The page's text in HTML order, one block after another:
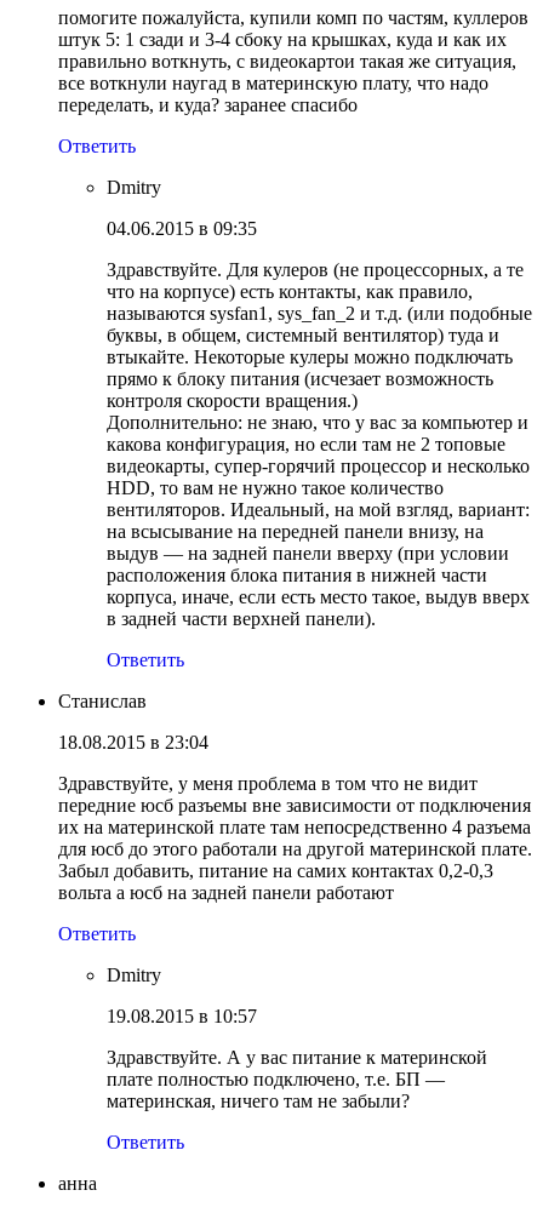
помогите пожалуйста, купили комп по частям, куллеров
штук 5: 1 сзади и 3-4 сбоку на крышках, куда и как их
правильно воткнуть, с видеокартои такая же ситуация,
все воткнули наугад в материнскую плату, что надо
переделать, и куда? заранее спасибо
Ответить
Dmitry
04.06.2015 в 09:35
Здравствуйте. Для кулеров (не процессорных, а те
что на корпусе) есть контакты, как правило,
называются sysfan1, sys_fan_2 и т.д. (или подобные
буквы, в общем, системный вентилятор) туда и
втыкайте. Некоторые кулеры можно подключать
прямо к блоку питания (исчезает возможность
контроля скорости вращения.)
Дополнительно: не знаю, что у вас за компьютер и
какова конфигурация, но если там не 2 топовые
видеокарты, супер-горячий процессор и несколько
HDD, то вам не нужно такое количество
вентиляторов. Идеальный, на мой взгляд, вариант:
на всысывание на передней панели внизу, на
выдув — на задней панели вверху (при условии
расположения блока питания в нижней части
корпуса, иначе, если есть место такое, выдув вверх
в задней части верхней панели).
Ответить
Станислав
18.08.2015 в 23:04
Здравствуйте, у меня проблема в том что не видит
передние юсб разъемы вне зависимости от подключения
их на материнской плате там непосредственно 4 разъема
для юсб до этого работали на другой материнской плате.
Забыл добавить, питание на самих контактах 0,2-0,3
вольта а юсб на задней панели работают
Ответить
Dmitry
19.08.2015 в 10:57
Здравствуйте. А у вас питание к материнской
плате полностью подключено, т.е. БП —
материнская, ничего там не забыли?
Ответить
анна